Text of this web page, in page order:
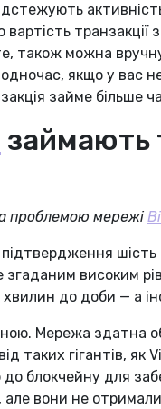
транзакції
також можна
якщо у вас
займе більше
займають
проблемою мережі
шість
високим
до доби — а
Мережа здатна
таких гігантів, як
блокчейну для
вони не отримали